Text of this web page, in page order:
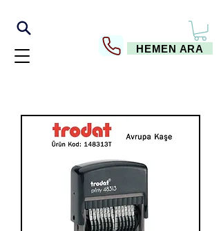
HEMEN ARA